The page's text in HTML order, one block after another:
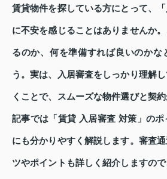
賃貸物件を探している方にとって、
に不安を感じることはありませんか
るのか、何を準備すれば良いのかな
う。実は、入居審査をしっかり理解
くことで、スムーズな物件選びと契
記事では「賃貸 入居審査 対策」の
にも分かりやすく解説します。審査
ツやポイントも詳しく紹介しますの